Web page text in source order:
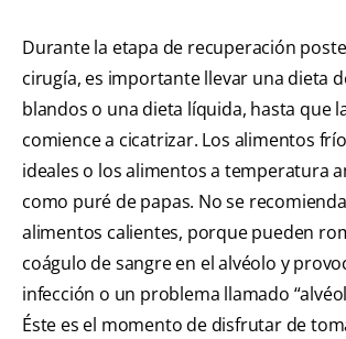
Durante la etapa de recuperación
cirugía, es importante llevar una dieta
blandos o una dieta líquida, hasta que
comience a cicatrizar. Los alimentos
ideales o los alimentos a temperatura
como puré de papas. No se
alimentos calientes, porque pueden
coágulo de sangre en el alvéolo y
infección o un problema llamado
Éste es el momento de disfrutar de